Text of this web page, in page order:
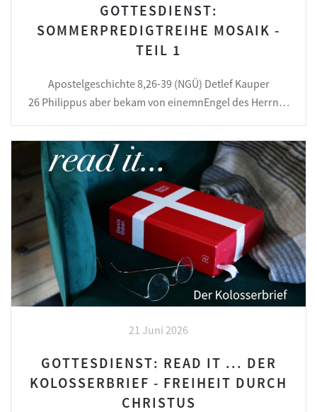
GOTTESDIENST:
SOMMERPREDIGTREIHE MOSAIK -
TEIL 1
Apostelgeschichte 8,26-39 (NGÜ) Detlef Kauper
26 Philippus aber bekam von einemnEngel des Herrn…
21 Juni 2026
GOTTESDIENST: READ IT ... DER
KOLOSSERBRIEF - FREIHEIT DURCH
CHRISTUS